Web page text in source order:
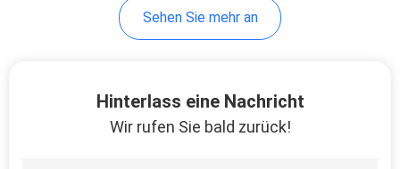
Reise-Flaschen-Satz
Sehen Sie mehr an
Hinterlass eine Nachricht
Wir rufen Sie bald zurück!